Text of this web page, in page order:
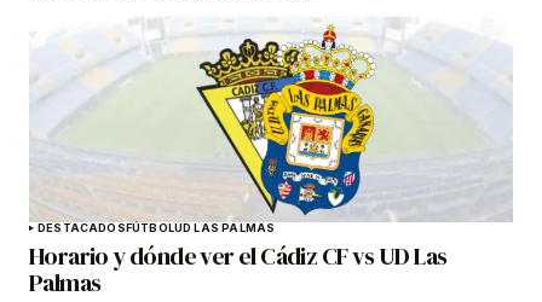
DESTACADOS FÚTBOLUD LAS PALMAS
Horario y dónde ver el Cádiz CF vs UD Las
Palmas